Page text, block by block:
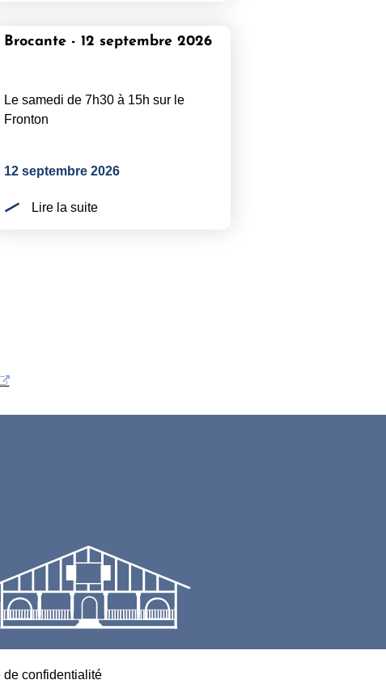
Brocante - 12 septembre 2026
Le samedi de 7h30 à 15h sur le
Fronton
12 septembre 2026
Lire la suite
de confidentialité